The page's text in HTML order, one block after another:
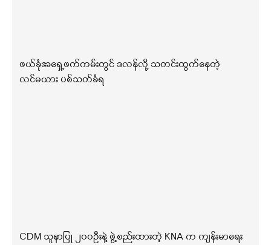
ဖယ်ခုံအရှေ့ဖက်ကမ်းတွင် ဒလန်လို့ သတင်းထွက်နေတဲ့
လင်မယား ပစ်သတ်ခံရ
CDM သူနာပြု ၂၀၀ဦးနဲ့ ဖွဲ့စည်းထားတဲ့ KNA က ကျန်းမာရေး